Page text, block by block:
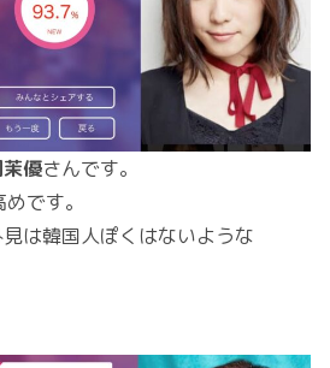
優さんです。
です。
は韓国人ぽくはないような